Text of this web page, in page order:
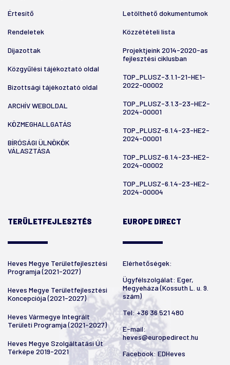
Értesítő
Rendeletek
Díjazottak
Közgyűlési tájékoztató oldal
Bizottsági tájékoztató oldal
ARCHÍV WEBOLDAL
KÖZMEGHALLGATÁS
BÍRÓSÁGI ÜLNÖKÖK
VÁLASZTÁSA
Letölthető dokumentumok
Közzétételi lista
Projektjeink 2014-2020-as
fejlesztési ciklusban
TOP_PLUSZ-3.1.1-21-HE1-
2022-00002
TOP_PLUSZ-3.1.3-23-HE2-
2024-00001
TOP_PLUSZ-6.1.4-23-HE2-
2024-00001
TOP_PLUSZ-6.1.4-23-HE2-
2024-00002
TOP_PLUSZ-6.1.4-23-HE2-
2024-00004
TERÜLETFEJLESZTÉS
Heves Megye Területfejlesztési
Programja (2021-2027)
Heves Megye Területfejlesztési
Koncepciója (2021-2027)
Heves Vármegye Integrált
Területi Programja (2021-2027)
Heves Megye Szolgáltatási Út
Térképe 2019-2021
EUROPE DIRECT
Elérhetőségek:
Ügyfélszolgálat: Eger,
Megyeháza (Kossuth L. u. 9.
szám)
Tel:+36 36 521 480
E-mail:
heves@europedirect.hu
Facebook: EDHeves